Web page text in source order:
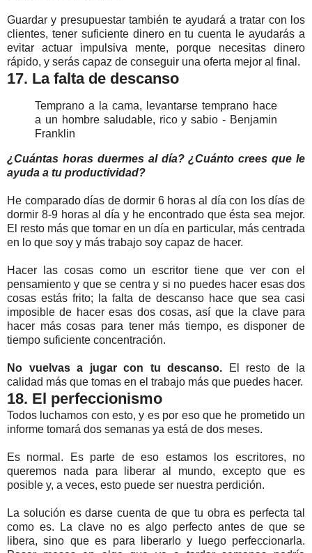
Guardar y presupuestar también te ayudará a tratar con los
clientes, tener suficiente dinero en tu cuenta le ayudarás a
evitar actuar impulsiva mente, porque necesitas dinero
rápido, y serás capaz de conseguir una oferta mejor al final.
17. La falta de descanso
Temprano a la cama, levantarse temprano hace
a un hombre saludable, rico y sabio - Benjamin
Franklin
¿Cuántas horas duermes al día? ¿Cuánto crees que le
ayuda a tu productividad?
He comparado días de dormir 6 horas al día con los días de
dormir 8-9 horas al día y he encontrado que ésta sea mejor.
El resto más que tomar en un día en particular, más centrada
en lo que soy y más trabajo soy capaz de hacer.
Hacer las cosas como un escritor tiene que ver con el
pensamiento y que se centra y si no puedes hacer esas dos
cosas estás frito; la falta de descanso hace que sea casi
imposible de hacer esas dos cosas, así que la clave para
hacer más cosas para tener más tiempo, es disponer de
tiempo suficiente concentración.
No vuelvas a jugar con tu descanso. El resto de la
calidad más que tomas en el trabajo más que puedes hacer.
18. El perfeccionismo
Todos luchamos con esto, y es por eso que he prometido un
informe tomará dos semanas ya está de dos meses.
Es normal. Es parte de eso estamos los escritores, no
queremos nada para liberar al mundo, excepto que es
posible y, a veces, esto puede ser nuestra perdición.
La solución es darse cuenta de que tu obra es perfecta tal
como es. La clave no es algo perfecto antes de que se
libera, sino que es para liberarlo y luego perfeccionarla.